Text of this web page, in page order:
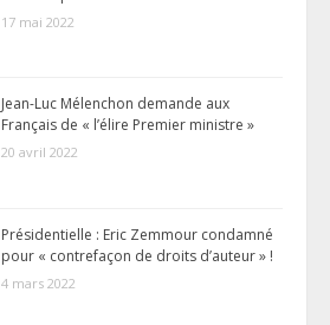
17 mai 2022
Jean-Luc Mélenchon demande aux
Français de « l’élire Premier ministre »
20 avril 2022
Présidentielle : Eric Zemmour condamné
pour « contrefaçon de droits d’auteur » !
4 mars 2022